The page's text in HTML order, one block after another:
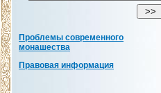
Проблемы современного
монашества
Правовая информация